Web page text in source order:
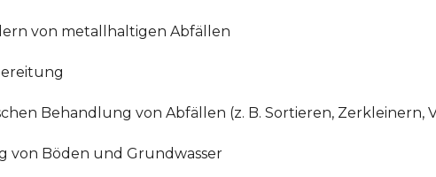
von metallhaltigen Abfällen
Behandlung von Abfällen (z. B. Sortieren,
von Böden und Grundwasser